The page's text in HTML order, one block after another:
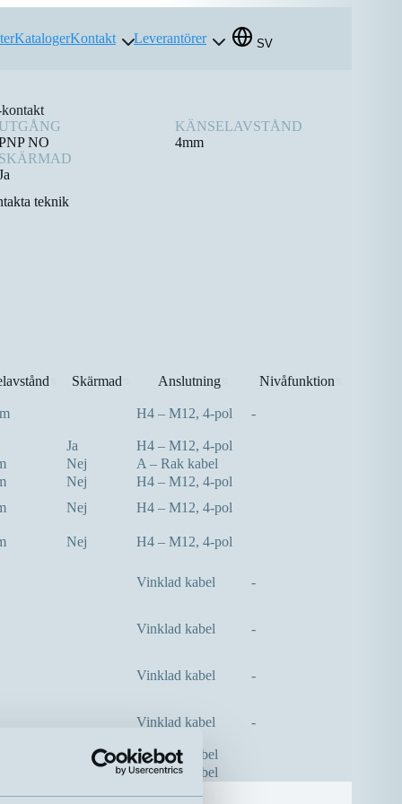
KatalogerKontakt Leverantörer SV
UTGÅNG
NO
KÄNSELAVSTÅND
4mm
SKÄRMAD
teknik
Skärmad Anslutning⇅ Nivåfunktion
H4 – M12, 4-pol -
Ja
H4 – M12, 4-pol
Nej
A – Rak kabel
Nej
H4 – M12, 4-pol
Nej H4 – M12, 4-pol
Nej H4 – M12, 4-pol
Vinklad kabel -
Vinklad kabel -
Vinklad kabel -
Vinklad kabel -
A – Rak kabel
A – Rak kabel